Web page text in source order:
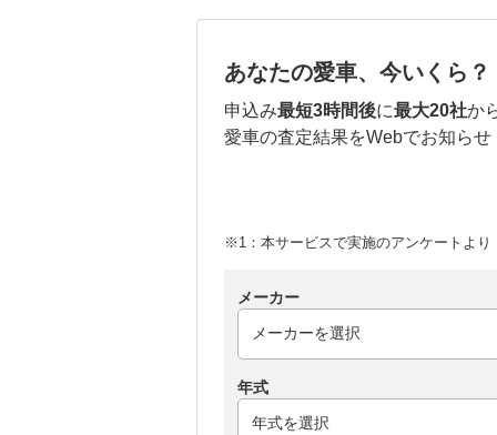
あなたの愛車、今いくら？
申込み最短3時間後に最大20社か
愛車の査定結果をWebでお知らせ
※1：本サービスで実施のアンケートよ
メーカー
年式